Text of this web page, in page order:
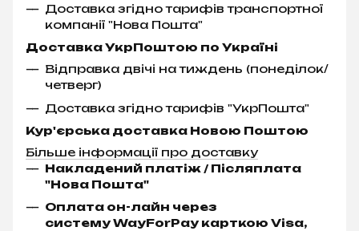
Доставка згідно тарифів транспортної
компанії "Нова Пошта"
Доставка УкрПоштою по Україні
Відправка двічі на тиждень (понеділок/
четверг)
Доставка згідно тарифів "УкрПошта"
Кур'єрська доставка Новою Поштою
Більше інформації про доставку
Накладений платіж / Післяплата
"Нова Пошта"
Оплата он-лайн через
систему WayForPay карткою Visa,